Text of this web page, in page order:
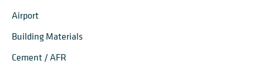
Airport
Building Materials
Cement / AFR